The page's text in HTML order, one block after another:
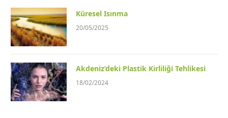
Küresel Isınma
20/05/2025
Akdeniz’deki Plastik Kirliliği Tehlikesi
18/02/2024